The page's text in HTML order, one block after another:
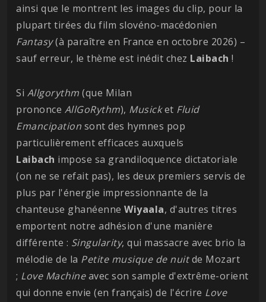
ainsi que le montrent les images du clip, pour la
plupart tirées du film slovéno-macédonien
Fantasy(à paraître en France en octobre 2026) –
sauf erreur, le thème est inédit chez Laibach !
Si Allgorythm (que Milan
prononce AllGoRythm), Musicket Fluid
Emancipation sont des hymnes pop
particulièrement efficaces auxquels
Laibach impose sa grandiloquence dictatoriale
(on ne se refait pas), les deux premiers servis de
plus par l'énergie impressionnante de la
chanteuse ghanéenne Wiyaala, d'autres titres
emportent notre adhésion d'une manière
différente : Singularity, qui massacre avec brio la
mélodie de la Petite musique de nuitde Mozart
; Love Machineavec son sample d'extrême-orient
qui donne envie (en français) de l'écrire Love